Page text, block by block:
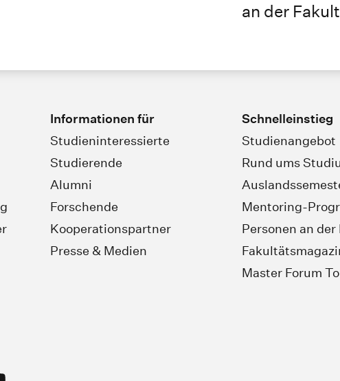
an der
Informationen für
Studieninteressierte
Studierende
Alumni
Forschende
Kooperationspartner
Presse & Medien
Schnelleinstieg
Studienangebot
Rund ums
Mentoring-
Personen an
Master Forum